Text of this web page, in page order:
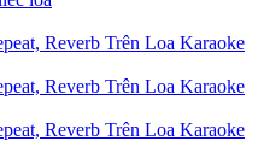
Reverb Trên Loa Karaoke
Reverb Trên Loa Karaoke
Reverb Trên Loa Karaoke